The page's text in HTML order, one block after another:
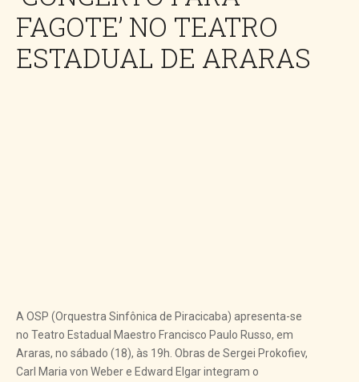
FAGOTE’ NO TEATRO
ESTADUAL DE ARARAS
A OSP (Orquestra Sinfônica de Piracicaba) apresenta-se
no Teatro Estadual Maestro Francisco Paulo Russo, em
Araras, no sábado (18), às 19h. Obras de Sergei Prokofiev,
Carl Maria von Weber e Edward Elgar integram o